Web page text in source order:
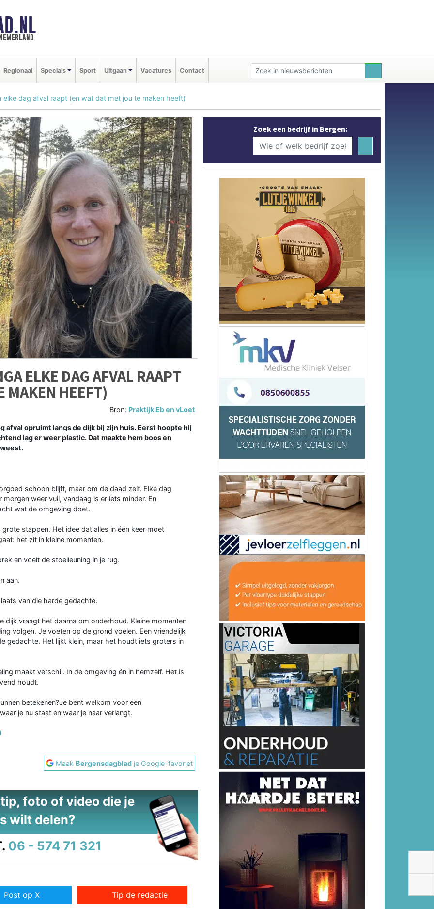
Regionaal Specials Sport Uitgaan Vacatures Contact
elke dag afval raapt (en wat dat met jou te maken heeft)
ELKE DAG AFVAL RAAPT
MAKEN HEEFT)
Bron: Praktijk Eb en vLoet
afval opruimt langs de dijk bij zijn huis. Eerst hoopte hij
lag er weer plastic. Dat maakte hem boos en
schoon blijft, maar om de daad zelf. Elke dag
weer vuil, vandaag is er íets minder. En
wat de omgeving doet.
stappen. Het idee dat alles in één keer moet
het zit in kleine momenten.
en voelt de stoelleuning in je rug.
aan.
van die harde gedachte.
dijk vraagt het daarna om onderhoud. Kleine momenten
volgen. Je voeten op de grond voelen. Een vriendelijk
gedachte. Het lijkt klein, maar het houdt iets groters in
maakt verschil. In de omgeving én in hemzelf. Het is
houdt.
betekenen?Je bent welkom voor een
je nu staat en waar je naar verlangt.
Maak Bergensdagblad je Google-favoriet
foto of video die je
wilt delen?
06 - 574 71 321
Post op X Tip de redactie
Zoek een bedrijf in Bergen: